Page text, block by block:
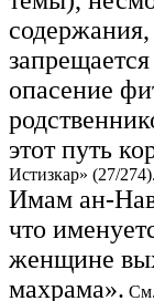
опасение
этот путь
Истизкар» (27/274).
Имам ан-
что
женщине
махрама».